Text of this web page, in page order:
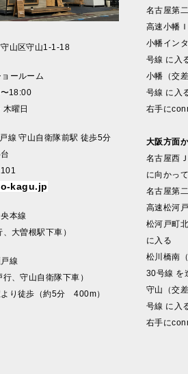
山区守山1-1-18
ールーム
18:00
木曜日
線 守山自衛隊前駅 徒歩5分
kagu.jp
本線
、大曽根駅下車）
線
行、守山自衛隊下車）
り徒歩（約5分 400m）
名古屋第
高速小幡
小幡イン
号線 に入
小幡（交
号線 に入
右手に
大阪方面
名古屋西
に向かっ
名古屋第
高速松河
松河戸町
に入る
松川橋南
30号線 を
守山（交
号線 に入
右手に